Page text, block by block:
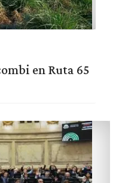
en Ruta 65